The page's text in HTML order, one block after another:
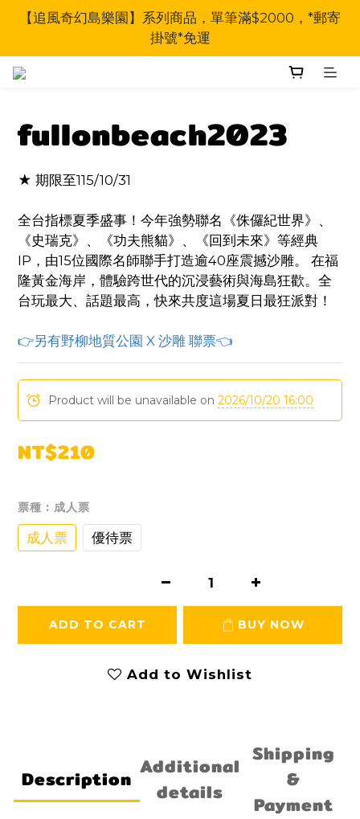
【追風奇幻島樂園】系列商品，單筆滿$2000，*郵寄
掛號*免運
fullonbeach2023
★ 期限至115/10/31
全台指標夏季盛事！今年強勢聯名《侏儸紀世界》、
《史瑞克》、《功夫熊貓》、《回到未來》等經典
IP，由15位國際名師聯手打造逾40座震撼沙雕。 在福
隆黃金海岸，體驗跨世代的沉浸藝術與海島狂歡。全
台玩最大、話題最高，快來共度這場夏日最狂派對！
👉另有野柳地質公園 X 沙雕 聯票👈
Product will be unavailable on 2026/10/20 16:00
NT$210
票種 : 成人票
成人票 優待票
ADD TO CART BUY NOW
Add to Wishlist
Description Additional
details
Shipping
&
Payment